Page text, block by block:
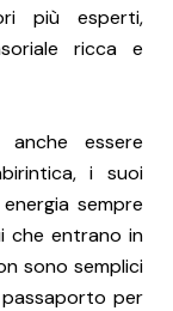
più esperti,
ricca e
essere
i suoi
sempre
che entrano in
sono semplici
per